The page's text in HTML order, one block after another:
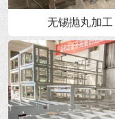
无锡抛丸加工